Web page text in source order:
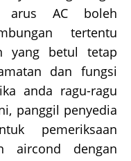
arus AC boleh
tertentu
yang betul tetap
dan fungsi
anda ragu-ragu
panggil penyedia
pemeriksaan
aircond dengan